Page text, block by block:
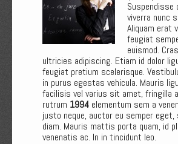
Suspendisse
viverra nunc
Aliquam erat
feugiat
euismod.
ultricies adipiscing. Etiam id dolor
feugiat pretium scelerisque.
in purus egestas vehicula. Mauris
facilisis vel varius sit amet, fringilla
rutrum 1994 elementum sem a
justo neque, auctor eu semper eget,
diam. Mauris mattis porta quam, id
venenatis ac. In in tincidunt leo.